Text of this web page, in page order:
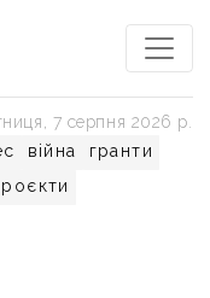
війна
гранти
7 серпня 2026 р.